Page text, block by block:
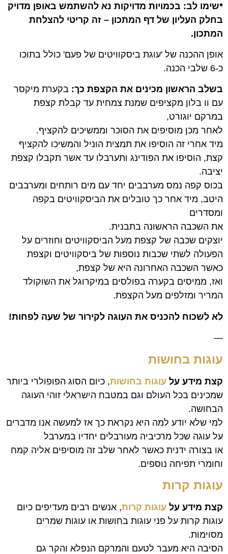
*שימו לב: בכמויות מדויקות נא להשתמש באופן מדויק
בחלק העליון של דף המתכון – זה קריטי להצלחת
המתכון.
אופן ההכנה של 'עוגת ביסקוויטים של פעם' כולל בתוכו
כ-6 שלבי הכנה.
בשלב הראשון מכינים את הקצפת כך: בקערת מיקסר
עם וו בלון מקציפים שמנת צמחית עד קבלת קצפת
במרקם יוגורט,
לאחר מכן מוסיפים את הסוכר וממשיכים להקציף.
מיד אחרי זה הוסיפו את תמצית הוניל והמשיכו להקציף
קצת, הוסיפו את הפודינג ותערבלו עד אשר תקבלו קצפת
יציבה.
בכוס קפה נמס מערבבים יחד עם מים רותחים ומערבבים
היטב, מיד אחר כך טובלים את הביסקוויטים בקפה
ומסדרים
את השכבה הראשונה בתבנית.
יוצקים שכבה של קצפת מעל הביסקוויטים וחוזרים על
הפעולה לשתי שכבות נוספות של ביסקוויטים וקצפת
כאשר השכבה האחרונה היא של קצפת,
ואז, ממיסים בקערה בפולסים במיקרוגל את השוקולד
המריר ומזלפים מעל הקצפת.
לא לשכוח להכניס את העוגה לקירור של שעה לפחות!
—
עוגות בחושות
קצת מידע על עוגות בחושות, כיום הסוג הפופולרי ביותר
שמכינים בכל העולם וגם במטבח הישראלי זוהי העוגה
הבחושה.
למי שלא יודע למה היא נקראת כך אז למעשה אנו מדברים
על עוגה שכל מרכיביה מעורבלים יחדיו במערבל
או בצורה ידנית כאשר לאחר שלב זה מוסיפים אליה קמח
וחומרי תפיחה נוספים.
עוגות קרות
קצת מידע על עוגות קרות, אנשים רבים מעדיפים כיום
עוגות קרות על פני עוגות בחושות או עוגות שמרים
מסוימות.
הסיבה היא מעבר לטעם והמרקם הנפלא והקר גם